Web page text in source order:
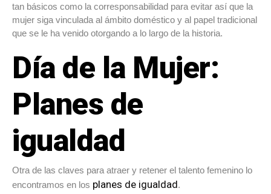
tan básicos como la corresponsabilidad para evitar así que la
mujer siga vinculada al ámbito doméstico y al papel tradicional
que se le ha venido otorgando a lo largo de la historia.
Día de la Mujer:
Planes de
igualdad
Otra de las claves para atraer y retener el talento femenino lo
encontramos en los planes de igualdad.